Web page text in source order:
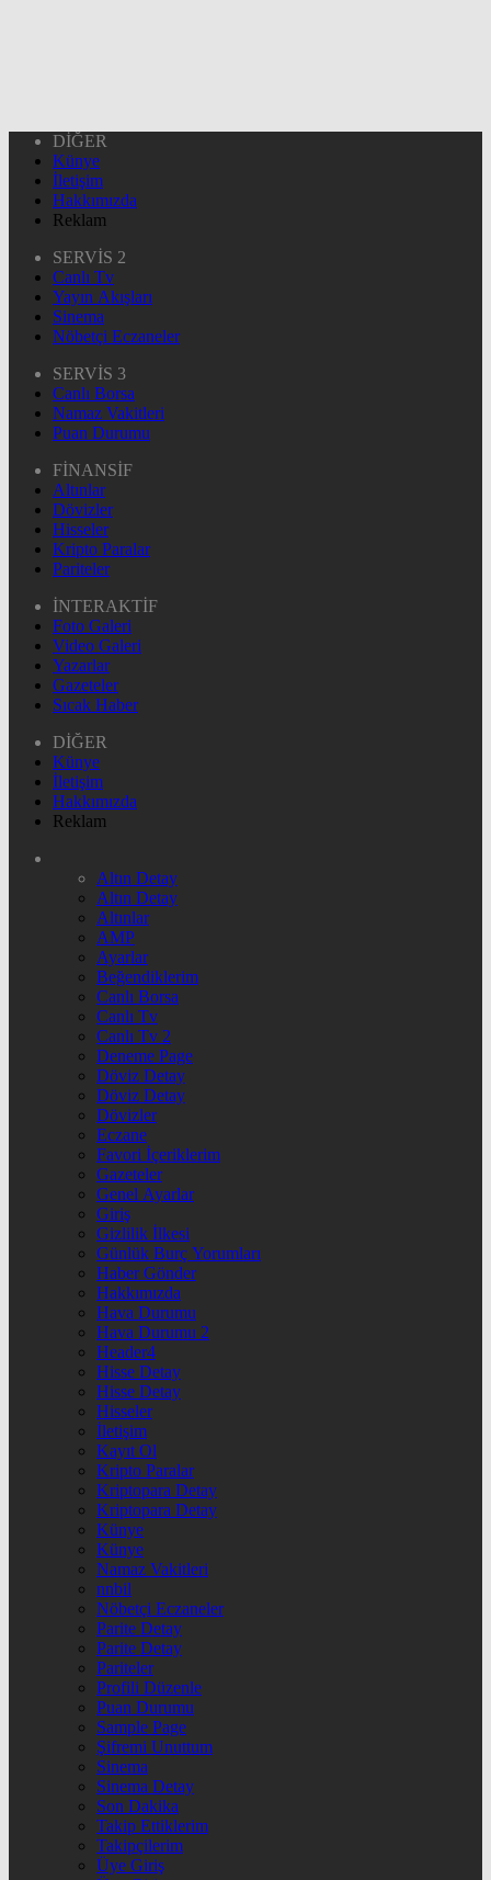
DİĞER
Künye
İletişim
Hakkımızda
Reklam
SERVİS 2
Canlı Tv
Yayın Akışları
Sinema
Nöbetçi Eczaneler
SERVİS 3
Canlı Borsa
Namaz Vakitleri
Puan Durumu
FİNANSİF
Altınlar
Dövizler
Hisseler
Kripto Paralar
Pariteler
İNTERAKTİF
Foto Galeri
Video Galeri
Yazarlar
Gazeteler
Sıcak Haber
DİĞER
Künye
İletişim
Hakkımızda
Reklam
Altın Detay
Altın Detay
Altınlar
AMP
Ayarlar
Beğendiklerim
Canlı Borsa
Canlı Tv
Canlı Tv 2
Deneme Page
Döviz Detay
Döviz Detay
Dövizler
Eczane
Favori İçeriklerim
Gazeteler
Genel Ayarlar
Giriş
Gizlilik İlkesi
Günlük Burç Yorumları
Haber Gönder
Hakkımızda
Hava Durumu
Hava Durumu 2
Header4
Hisse Detay
Hisse Detay
Hisseler
İletişim
Kayıt Ol
Kripto Paralar
Kriptopara Detay
Kriptopara Detay
Künye
Künye
Namaz Vakitleri
nnbil
Nöbetçi Eczaneler
Parite Detay
Parite Detay
Pariteler
Profili Düzenle
Puan Durumu
Sample Page
Şifremi Unuttum
Sinema
Sinema Detay
Son Dakika
Takip Ettiklerim
Takipçilerim
Üye Giriş